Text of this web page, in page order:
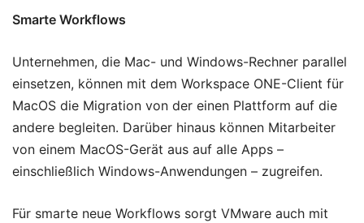
Smarte Workflows
Unternehmen, die Mac- und Windows-Rechner parallel
einsetzen, können mit dem Workspace ONE-Client für
MacOS die Migration von der einen Plattform auf die
andere begleiten. Darüber hinaus können Mitarbeiter
von einem MacOS-Gerät aus auf alle Apps –
einschließlich Windows-Anwendungen – zugreifen.
Für smarte neue Workflows sorgt VMware auch mit